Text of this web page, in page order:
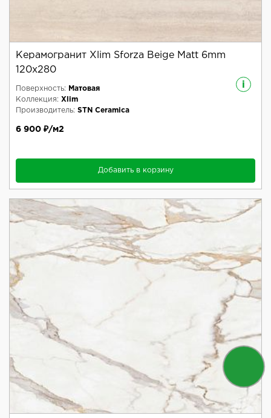
Керамогранит Xlim Sforza Beige Matt 6mm
120x280
i
Поверхность:
Матовая
Коллекция: Xlim
Производитель: STN Ceramica
6 900 ₽/м2
Добавить в корзину